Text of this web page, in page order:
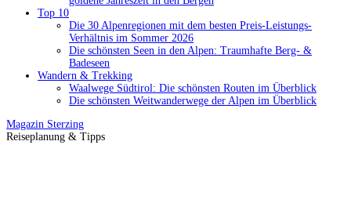
Top 10
Die 30 Alpenregionen mit dem besten Preis-Leistungs-
Verhältnis im Sommer 2026
Die schönsten Seen in den Alpen: Traumhafte Berg- &
Badeseen
Wandern & Trekking
Waalwege Südtirol: Die schönsten Routen im Überblick
Die schönsten Weitwanderwege der Alpen im Überblick
Magazin Sterzing
Reiseplanung & Tipps